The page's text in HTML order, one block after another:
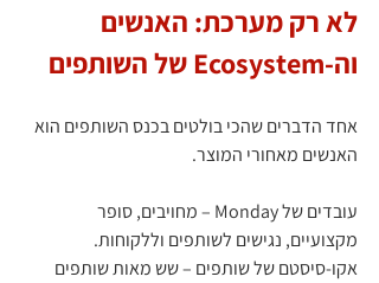
לא רק מערכת: האנשים
וה‑Ecosystem של השותפים
אחד הדברים שהכי בולטים בכנס השותפים הוא
האנשים מאחורי המוצר.
עובדים של Monday – מחויבים, סופר
מקצועיים, נגישים לשותפים וללקוחות.
אקו‑סיסטם של שותפים – שש מאות שותפים